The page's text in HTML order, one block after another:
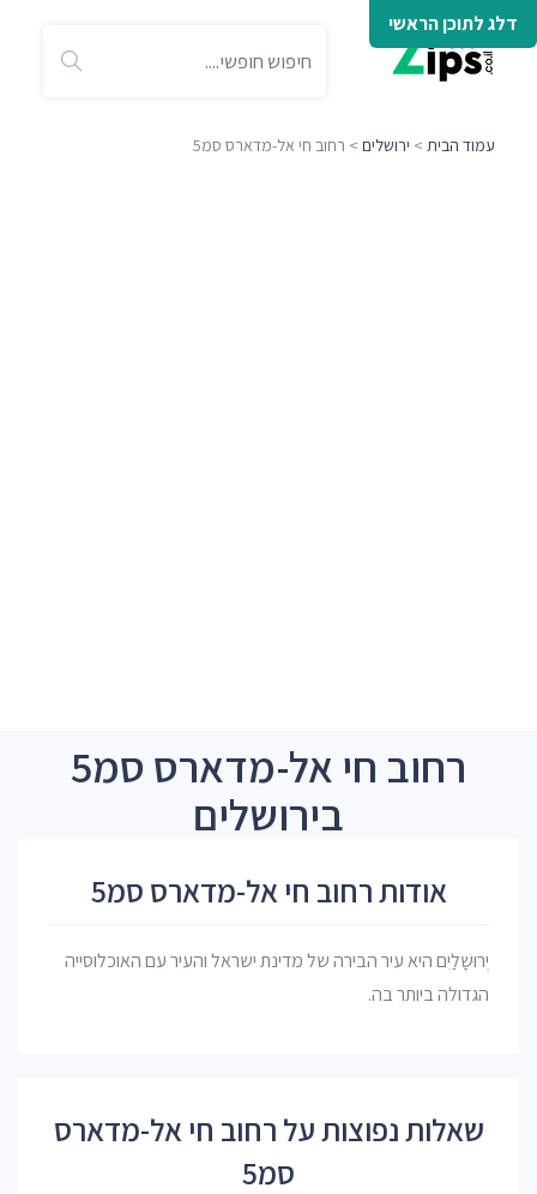
דלג לתוכן הראשי
עמוד הבית > ירושלים > רחוב חי אל-מדארס סמ5
רחוב חי אל-מדארס סמ5
בירושלים
אודות רחוב חי אל-מדארס סמ5
יְרוּשָׁלַיִם היא עיר הבירה של מדינת ישראל והעיר עם האוכלוסייה
הגדולה ביותר בה.
שאלות נפוצות על רחוב חי אל-מדארס
סמ5